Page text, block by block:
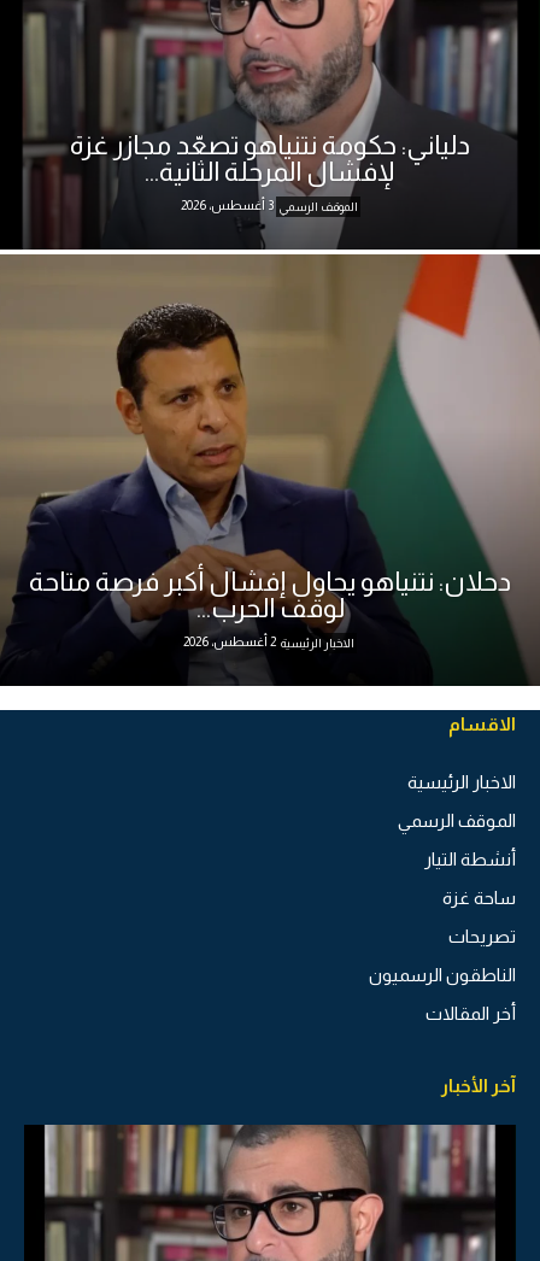
دلياني: حكومة نتنياهو تصعّد مجازر غزة
لإفشال المرحلة الثانية...
الموقف الرسمي 3 أغسطس، 2026
دحلان: نتنياهو يحاول إفشال أكبر فرصة متاحة
لوقف الحرب...
الاخبار الرئيسية 2 أغسطس، 2026
الاقسام
الاخبار الرئيسية
الموقف الرسمي
أنشطة التيار
ساحة غزة
تصريحات
الناطقون الرسميون
أخر المقالات
آخر الأخبار